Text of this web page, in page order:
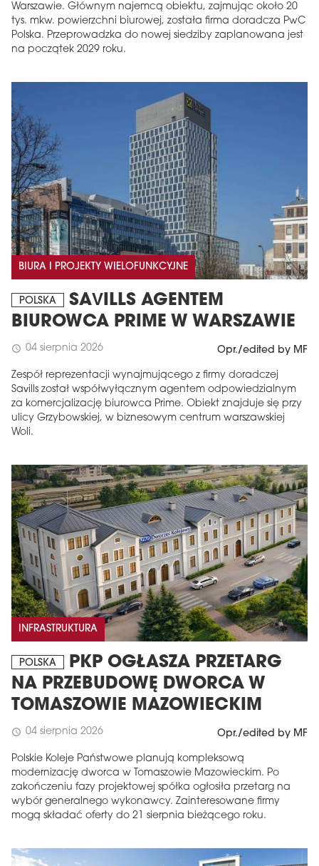
Warszawie. Głównym najemcą obiektu, zajmując około 20
tys. mkw. powierzchni biurowej, została firma doradcza PwC
Polska. Przeprowadzka do nowej siedziby zaplanowana jest
na początek 2029 roku.
BIURA I PROJEKTY WIELOFUNKCYJNE
POLSKA
SAVILLS AGENTEM
BIUROWCA PRIME W WARSZAWIE
schedule 04 sierpnia 2026 Opr./edited by MF
Zespół reprezentacji wynajmującego z firmy doradczej
Savills został współwyłącznym agentem odpowiedzialnym
za komercjalizację biurowca Prime. Obiekt znajduje się przy
ulicy Grzybowskiej, w biznesowym centrum warszawskiej
Woli.
INFRASTRUKTURA
POLSKA
PKP OGŁASZA PRZETARG
NA PRZEBUDOWĘ DWORCA W
TOMASZOWIE MAZOWIECKIM
schedule 04 sierpnia 2026 Opr./edited by MF
Polskie Koleje Państwowe planują kompleksową
modernizację dworca w Tomaszowie Mazowieckim. Po
zakończeniu fazy projektowej spółka ogłosiła przetarg na
wybór generalnego wykonawcy. Zainteresowane firmy
mogą składać oferty do 21 sierpnia bieżącego roku.